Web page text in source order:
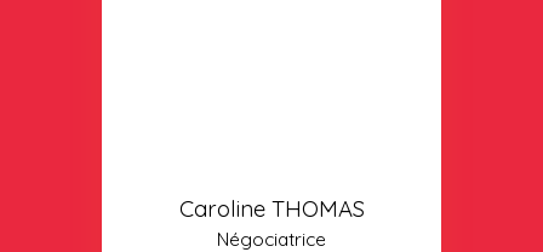
Caroline THOMAS
Négociatrice